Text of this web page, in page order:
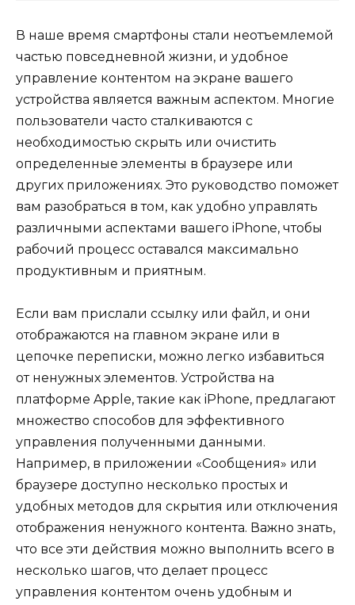
В наше время смартфоны стали неотъемлемой
частью повседневной жизни, и удобное
управление контентом на экране вашего
устройства является важным аспектом. Многие
пользователи часто сталкиваются с
необходимостью скрыть или очистить
определенные элементы в браузере или
других приложениях. Это руководство поможет
вам разобраться в том, как удобно управлять
различными аспектами вашего iPhone, чтобы
рабочий процесс оставался максимально
продуктивным и приятным.
Если вам прислали ссылку или файл, и они
отображаются на главном экране или в
цепочке переписки, можно легко избавиться
от ненужных элементов. Устройства на
платформе Apple, такие как iPhone, предлагают
множество способов для эффективного
управления полученными данными.
Например, в приложении «Сообщения» или
браузере доступно несколько простых и
удобных методов для скрытия или отключения
отображения ненужного контента. Важно знать,
что все эти действия можно выполнить всего в
несколько шагов, что делает процесс
управления контентом очень удобным и